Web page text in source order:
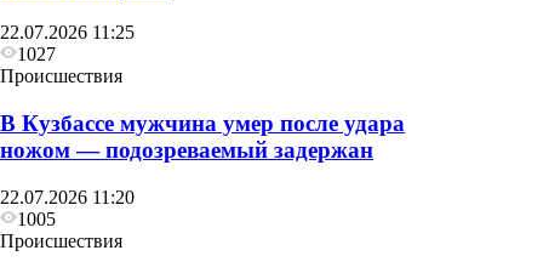
22.07.2026 11:25
1027
Происшествия
В Кузбассе мужчина умер после удара
ножом — подозреваемый задержан
22.07.2026 11:20
1005
Происшествия